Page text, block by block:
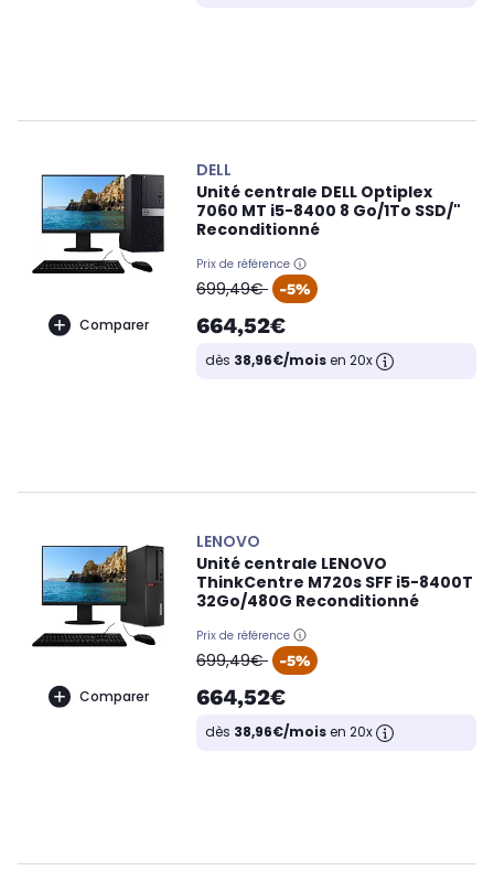
Comparer
DELL
Unité centrale DELL Optiplex
7060 MT i5-8400 8 Go/1To SSD/"
Reconditionné
Prix de référence
oldPrice
699,49€ -5%
664,52€
dès 38,96€/moisen 20x
Comparer
LENOVO
Unité centrale LENOVO
ThinkCentre M720s SFF i5-8400T
32Go/480G Reconditionné
Prix de référence
oldPrice
699,49€ -5%
664,52€
dès 38,96€/moisen 20x